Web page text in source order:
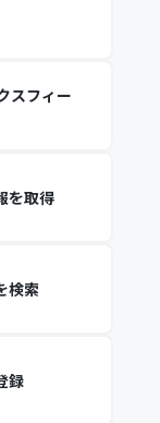
スフィー
を取得
検索
録